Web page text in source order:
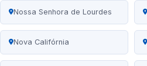
Nossa Senhora de Lourdes
Nova Califórnia